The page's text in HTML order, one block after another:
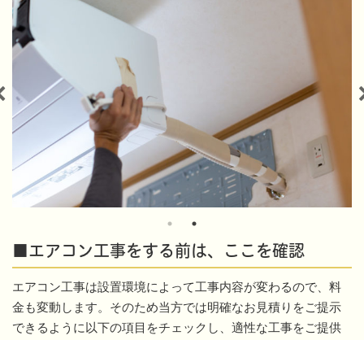
■エアコン工事をする前は、ここを確認
エアコン工事は設置環境によって工事内容が変わるので、料
金も変動します。そのため当方では明確なお見積りをご提示
できるように以下の項目をチェックし、適性な工事をご提供